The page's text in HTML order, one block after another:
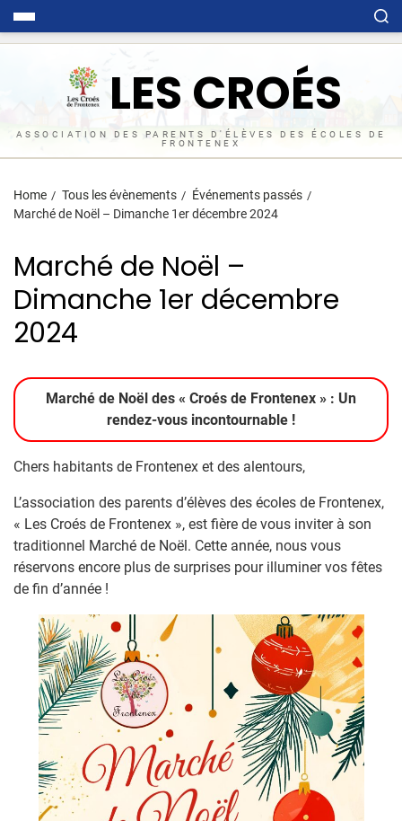
LES CROÉS
ASSOCIATION DES PARENTS D'ÉLÈVES DES ÉCOLES DE
FRONTENEX
Home Tous les évènements
Événements passés
Marché de Noël – Dimanche 1er décembre 2024
Marché de Noël –
Dimanche 1er décembre
2024
Marché de Noël des « Croés de Frontenex » : Un
rendez-vous incontournable !
Chers habitants de Frontenex et des alentours,
L’association des parents d’élèves des écoles de Frontenex,
« Les Croés de Frontenex », est fière de vous inviter à son
traditionnel Marché de Noël. Cette année, nous vous
réservons encore plus de surprises pour illuminer vos fêtes
de fin d’année !